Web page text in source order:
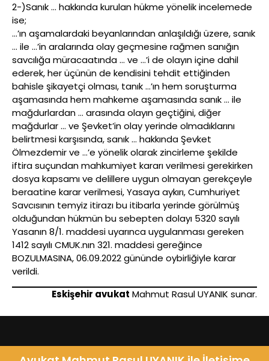
2-)Sanık … hakkında kurulan hükme yönelik incelemede
ise;
…’ın aşamalardaki beyanlarından anlaşıldığı üzere, sanık
… ile …’in aralarında olay geçmesine rağmen sanığın
savcılığa müracaatında … ve …’i de olayın içine dahil
ederek, her üçünün de kendisini tehdit ettiğinden
bahisle şikayetçi olması, tanık …’ın hem soruşturma
aşamasında hem mahkeme aşamasında sanık … ile
mağdurlardan … arasında olayın geçtiğini, diğer
mağdurlar … ve Şevket’in olay yerinde olmadıklarını
belirtmesi karşısında, sanık … hakkında Şevket
Ölmezdemir ve …’e yönelik olarak zincirleme şekilde
iftira suçundan mahkumiyet kararı verilmesi gerekirken
dosya kapsamı ve delillere uygun olmayan gerekçeyle
beraatine karar verilmesi, Yasaya aykırı, Cumhuriyet
Savcısının temyiz itirazı bu itibarla yerinde görülmüş
olduğundan hükmün bu sebepten dolayı 5320 sayılı
Yasanın 8/1. maddesi uyarınca uygulanması gereken
1412 sayılı CMUK.nın 321. maddesi gereğince
BOZULMASINA, 06.09.2022 gününde oybirliğiyle karar
verildi.
Eskişehir avukat Mahmut Rasul UYANIK sunar.